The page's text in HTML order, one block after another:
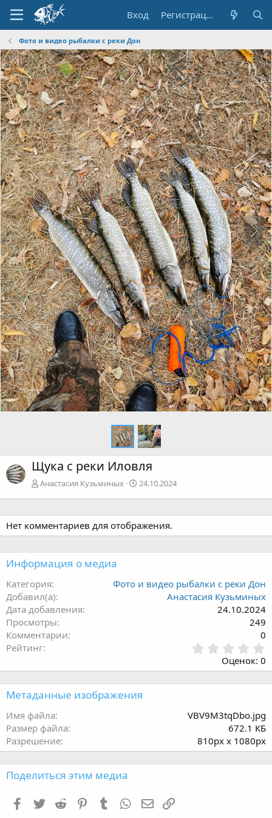
Вход Регистрация
Фото и видео рыбалки с реки Дон
Щука с реки Иловля
Анастасия Кузьминых 24.10.2024
Нет комментариев для отображения.
Информация о медиа
Категория
Фото и видео рыбалки с реки Дон
Добавил(а)
Анастасия Кузьминых
Дата добавления
24.10.2024
Просмотры
249
Комментарии
0
Рейтинг
0
0
Оценок: 0
Метаданные изображения
Имя файла
VBV9M3tqDbo.jpg
Размер файла
672.1 КБ
Разрешение
810px x 1080px
Поделиться этим медиа
Facebook
Twitter Reddit PinterestTumblr WhatsAppЭлектронная почта